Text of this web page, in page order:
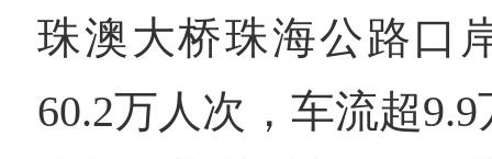
珠澳大桥珠海公路口
60.2万人次，车流超